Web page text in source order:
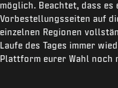
möglich. Beachtet, dass es
Vorbestellungsseiten auf
einzelnen Regionen
Laufe des Tages immer
Plattform eurer Wahl noch